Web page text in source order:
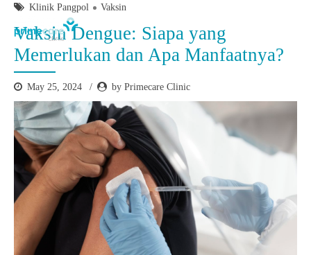
Klinik Pangpol Vaksin
Vaksin Dengue: Siapa yang
Memerlukan dan Apa Manfaatnya?
May 25, 2024 by Primecare Clinic